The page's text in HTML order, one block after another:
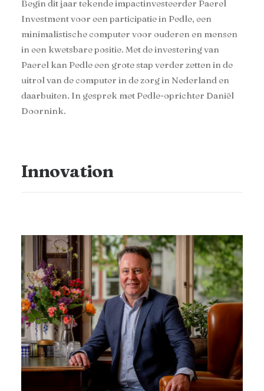
Begin dit jaar tekende impactinvesteerder Paerel
Investment voor een participatie in Pedle, een
minimalistische computer voor ouderen en mensen
in een kwetsbare positie. Met de investering van
Paerel kan Pedle een grote stap verder zetten in de
uitrol van de computer in de zorg in Nederland en
daarbuiten. In gesprek met Pedle-oprichter Daniël
Doornink.
Innovation